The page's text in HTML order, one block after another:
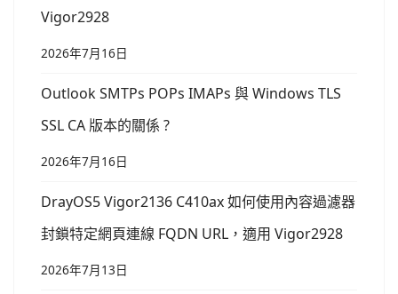
Vigor2928
2026年7月16日
Outlook SMTPs POPs IMAPs 與 Windows TLS
SSL CA 版本的關係 ?
2026年7月16日
DrayOS5 Vigor2136 C410ax 如何使用內容過濾器
封鎖特定網頁連線 FQDN URL，適用 Vigor2928
2026年7月13日